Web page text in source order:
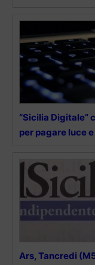
“Sicilia Digitale”
per pagare luce
Ars, Tancredi